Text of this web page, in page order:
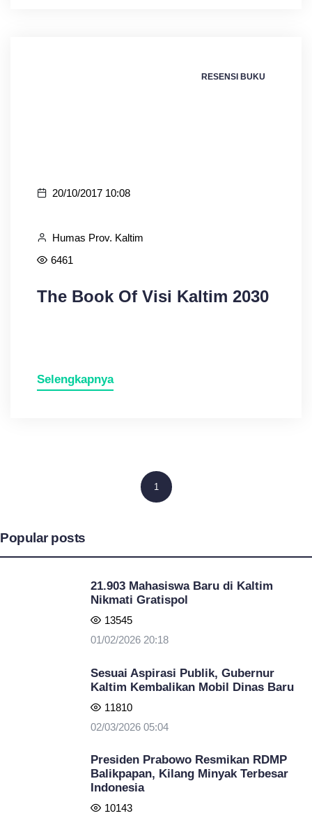
RESENSI BUKU
20/10/2017 10:08
Humas Prov. Kaltim
6461
The Book Of Visi Kaltim 2030
Selengkapnya
1
Popular posts
21.903 Mahasiswa Baru di Kaltim
Nikmati Gratispol
13545
01/02/2026 20:18
Sesuai Aspirasi Publik, Gubernur
Kaltim Kembalikan Mobil Dinas Baru
11810
02/03/2026 05:04
Presiden Prabowo Resmikan RDMP
Balikpapan, Kilang Minyak Terbesar
Indonesia
10143